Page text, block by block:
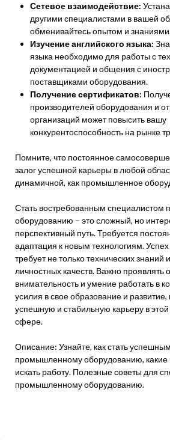
Сетевое взаимодействие:
другими специалистами в вашей
обменивайтесь опытом и
Изучение английского языка:
языка необходимо для работы с
документацией и общения с
поставщиками оборудования.
Получение сертификатов:
производителей оборудования и
организаций может повысить вашу
конкурентоспособность на рынке
Помните, что постоянное
залог успешной карьеры в любой
динамичной, как промышленное
Стать востребованным
оборудованию – это сложный, но
перспективный путь. Требуется
адаптация к новым технологиям. Успех
требует не только технических знаний
личностных качеств. Важно проявлять
внимательность и умение работать в
усилия в свое образование и
успешную и стабильную карьеру в
сфере.
Описание: Узнайте, как стать
промышленному оборудованию, какие
искать работу. Полезные советы для
промышленному оборудованию.